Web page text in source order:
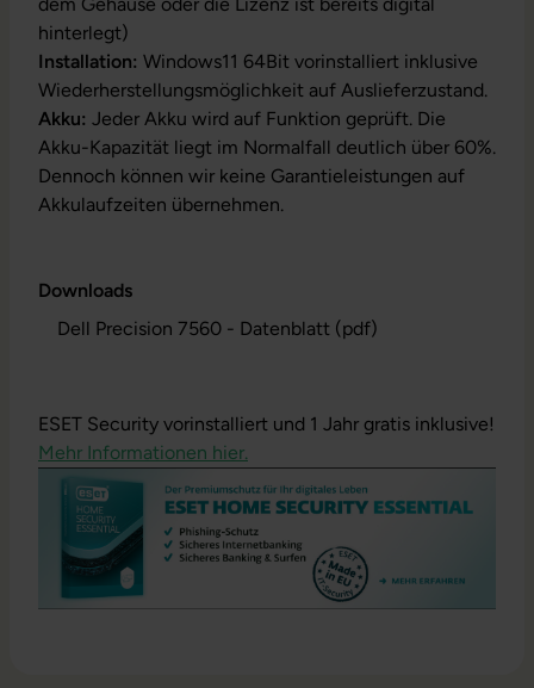
dem Gehäuse oder die Lizenz ist bereits digital
hinterlegt)
Installation: Windows11 64Bit vorinstalliert inklusive
Wiederherstellungsmöglichkeit auf Auslieferzustand.
Akku: Jeder Akku wird auf Funktion geprüft. Die
Akku-Kapazität liegt im Normalfall deutlich über 60%.
Dennoch können wir keine Garantieleistungen auf
Akkulaufzeiten übernehmen.
Downloads
Dell Precision 7560 - Datenblatt (pdf)
ESET Security vorinstalliert und 1 Jahr gratis inklusive!
Mehr Informationen hier.